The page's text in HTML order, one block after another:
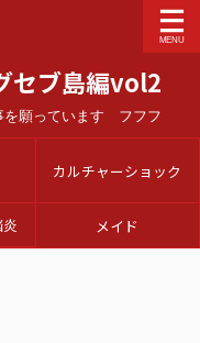
セブ島編vol2
を願っています フフフ
カルチャーショック
メイド